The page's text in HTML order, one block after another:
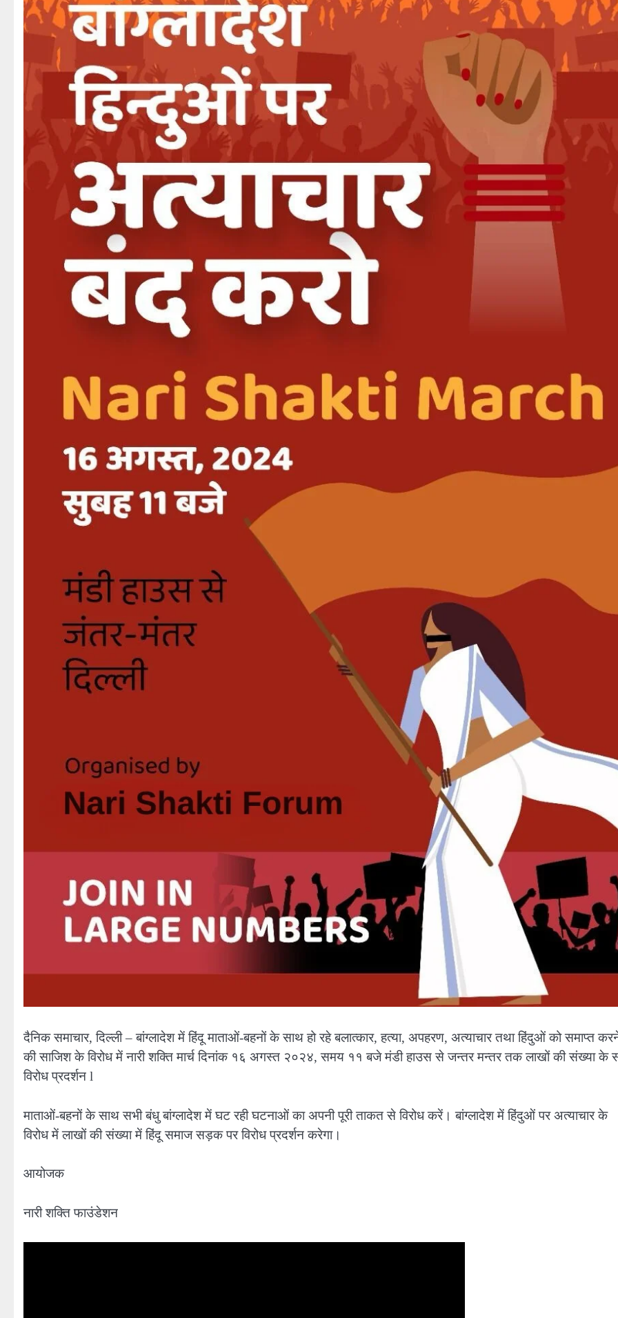
दैनिक समाचार, दिल्ली – बांग्लादेश में हिंदू माताओं-बहनों के साथ हो रहे बलात्कार, हत्या, अपहरण, अत्याचार तथा हिंदुओं को समाप्त
की साजिश के विरोध में नारी शक्ति मार्च दिनांक १६ अगस्त २०२४, समय ११ बजे मंडी हाउस से जन्तर मन्तर तक लाखों की संख्या के
विरोध प्रदर्शन l
माताओं-बहनों के साथ सभी बंधु बांग्लादेश में घट रही घटनाओं का अपनी पूरी ताकत से विरोध करें। बांग्लादेश में हिंदुओं पर अत्याचार के
विरोध में लाखों की संख्या में हिंदू समाज सड़क पर विरोध प्रदर्शन करेगा।
आयोजक
नारी शक्ति फाउंडेशन